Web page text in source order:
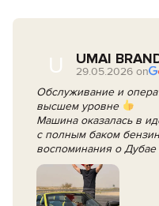
U UMAI
29.05.2026 on
Обслуживание и
высшем уровне
Машина оказалась в
с полным баком
воспоминания о